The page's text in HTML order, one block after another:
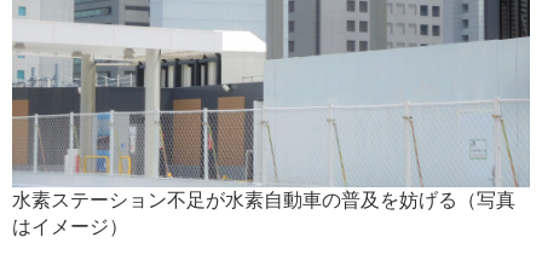
水素ステーション不足が水素自動車の普及を妨げる（写真
はイメージ）